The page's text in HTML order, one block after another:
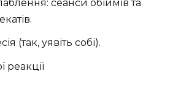
сеанси обіймів та
(так, уявіть собі).
реакції